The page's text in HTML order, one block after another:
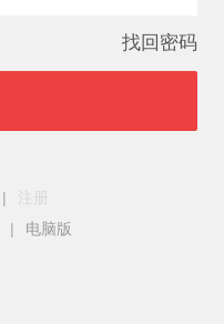
找回密码
|
注册
| 电脑版